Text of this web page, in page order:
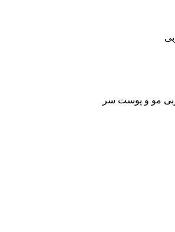
مو و پوست سر